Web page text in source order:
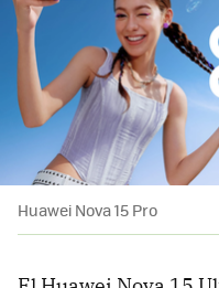
Huawei Nova 15 Pro